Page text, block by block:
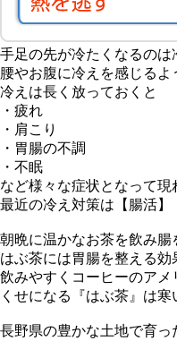
手足の先が冷たくなるのは
腰やお腹に冷えを感じる
冷えは長く放っておくと
・疲れ
・肩こり
・胃腸の不調
・不眠
など様々な症状となって
最近の冷え対策は【腸活】
朝晩に温かなお茶を飲み
はぶ茶には胃腸を整える
飲みやすくコーヒーのア
くせになる『はぶ茶』は寒
長野県の豊かな土地で育